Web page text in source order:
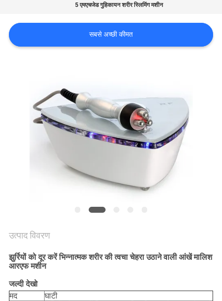
उद्धरण
की
साइटमैप
PRIVACY
5 एमएचजेड गुहिकायन शरीर स्लिमिंग मशीन
सबसे अच्छी कीमत
उत्पाद विवरण
झुर्रियों को दूर करें भिन्नात्मक शरीर की त्वचा चेहरा उठाने वाली आंखें मालिश
आरएफ मशीन
जल्दी देखो
मद
घाटी